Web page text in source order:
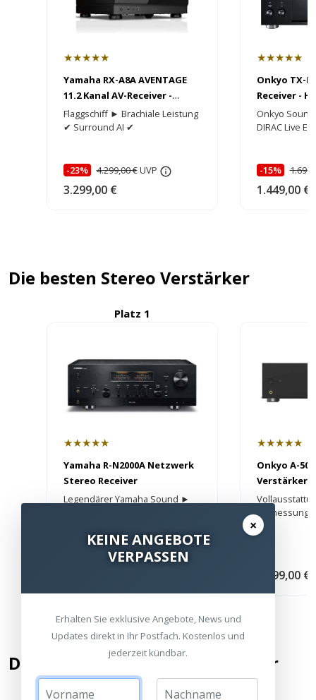
★★★★★
Yamaha RX-A8A AVENTAGE
11.2 Kanal AV-Receiver -
HEIMKINORAUM Edition
Flaggschiff ► Brachiale Leistung
✔ Surround AI ✔
-23% 4.299,00 €UVP
3.299,00 €
★★★★★
Onkyo TX-
Receiver -
Edition
Onkyo
DIRAC Live
-15%
1.449,00 €
Die besten Stereo Verstärker
Platz 1
★★★★★
Yamaha R-N2000A Netzwerk
Stereo Receiver
Legendärer Yamaha Sound ►
3.899,00 €UVP
★★★★★
Onkyo A-50
Verstärker
Einmessung
1.299,00 €
Die besten UHD & Blu-Ray Player
×
KEINE ANGEBOTE
VERPASSEN
Erhalten Sie exklusive Angebote, News und
Updates direkt in Ihr Postfach. Kostenlos und
jederzeit kündbar.